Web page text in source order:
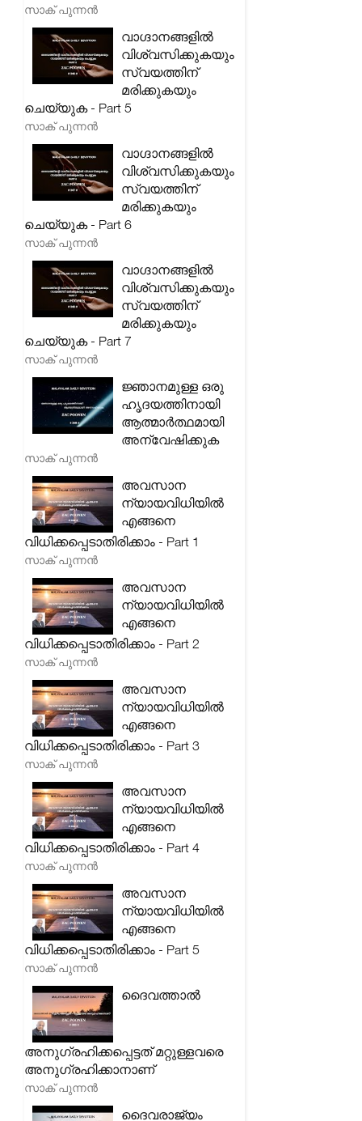
സാക് പുന്നൻ
വാഗ്ദാനങ്ങളിൽ
വിശ്വസിക്കുകയും
സ്വയത്തിന്
മരിക്കുകയും
ചെയ്യുക - Part 5
സാക് പുന്നൻ
വാഗ്ദാനങ്ങളിൽ
വിശ്വസിക്കുകയും
സ്വയത്തിന്
മരിക്കുകയും
ചെയ്യുക - Part 6
സാക് പുന്നൻ
വാഗ്ദാനങ്ങളിൽ
വിശ്വസിക്കുകയും
സ്വയത്തിന്
മരിക്കുകയും
ചെയ്യുക - Part 7
സാക് പുന്നൻ
ജ്ഞാനമുള്ള ഒരു
ഹൃദയത്തിനായി
ആത്മാർത്ഥമായി
അന്വേഷിക്കുക
സാക് പുന്നൻ
അവസാന
ന്യായവിധിയിൽ
എങ്ങനെ
വിധിക്കപ്പെടാതിരിക്കാം - Part 1
സാക് പുന്നൻ
അവസാന
ന്യായവിധിയിൽ
എങ്ങനെ
വിധിക്കപ്പെടാതിരിക്കാം - Part 2
സാക് പുന്നൻ
അവസാന
ന്യായവിധിയിൽ
എങ്ങനെ
വിധിക്കപ്പെടാതിരിക്കാം - Part 3
സാക് പുന്നൻ
അവസാന
ന്യായവിധിയിൽ
എങ്ങനെ
വിധിക്കപ്പെടാതിരിക്കാം - Part 4
സാക് പുന്നൻ
അവസാന
ന്യായവിധിയിൽ
എങ്ങനെ
വിധിക്കപ്പെടാതിരിക്കാം - Part 5
സാക് പുന്നൻ
ദൈവത്താൽ
അനുഗ്രഹിക്കപ്പെട്ടത് മറ്റുള്ളവരെ
അനുഗ്രഹിക്കാനാണ്
സാക് പുന്നൻ
ദൈവരാജ്യം